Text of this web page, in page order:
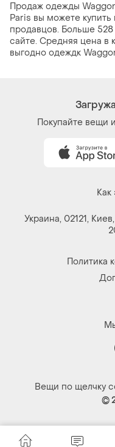
Продаж одежды
Paris вы можете
продавцов. Больше
сайте. Средняя цена в
выгодно одеждк
Покупайте вещи
Как
Украина, 02121,
Политика
Вещи по щелчку
©